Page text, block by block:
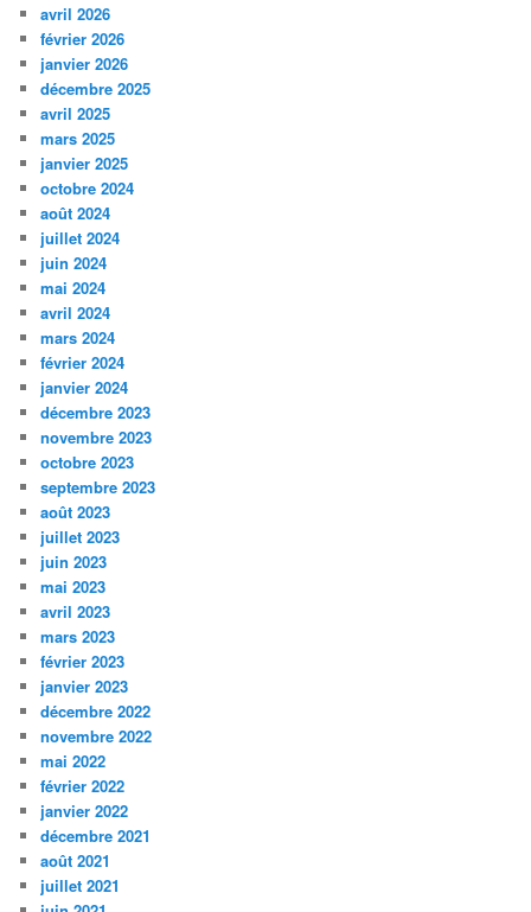
avril 2026
février 2026
janvier 2026
décembre 2025
avril 2025
mars 2025
janvier 2025
octobre 2024
août 2024
juillet 2024
juin 2024
mai 2024
avril 2024
mars 2024
février 2024
janvier 2024
décembre 2023
novembre 2023
octobre 2023
septembre 2023
août 2023
juillet 2023
juin 2023
mai 2023
avril 2023
mars 2023
février 2023
janvier 2023
décembre 2022
novembre 2022
mai 2022
février 2022
janvier 2022
décembre 2021
août 2021
juillet 2021